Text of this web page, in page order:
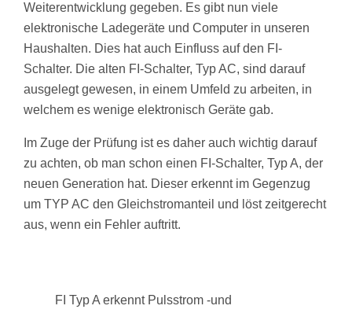
Weiterentwicklung gegeben. Es gibt nun viele
elektronische Ladegeräte und Computer in unseren
Haushalten. Dies hat auch Einfluss auf den FI-
Schalter. Die alten FI-Schalter, Typ AC, sind darauf
ausgelegt gewesen, in einem Umfeld zu arbeiten, in
welchem es wenige elektronisch Geräte gab.
Im Zuge der Prüfung ist es daher auch wichtig darauf
zu achten, ob man schon einen FI-Schalter, Typ A, der
neuen Generation hat. Dieser erkennt im Gegenzug
um TYP AC den Gleichstromanteil und löst zeitgerecht
aus, wenn ein Fehler auftritt.
FI Typ A erkennt Pulsstrom -und